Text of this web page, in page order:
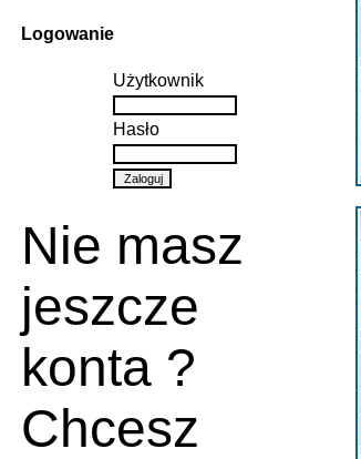
Logowanie
Użytkownik
Hasło
Nie masz
jeszcze
konta ?
Chcesz